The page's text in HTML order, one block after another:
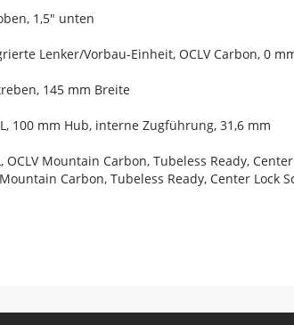
1,5" unten
Lenker/Vorbau-Einheit, OCLV Carbon, 0
145 mm Breite
100 mm Hub, interne Zugführung, 31,6 mm
OCLV Mountain Carbon, Tubeless Ready,
Carbon, Tubeless Ready, Center Lock